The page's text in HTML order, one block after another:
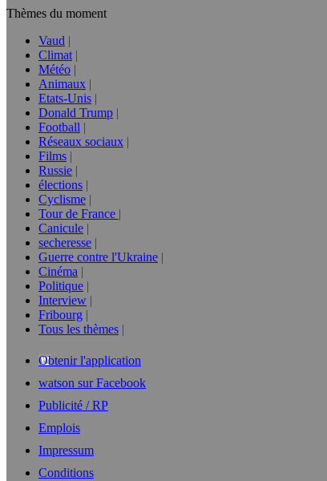
Thèmes du moment
Vaud
Climat
Météo
Animaux
Etats-Unis
Donald Trump
Football
Réseaux sociaux
Films
Russie
élections
Cyclisme
Tour de France
Canicule
secheresse
Guerre contre l'Ukraine
Cinéma
Politique
Interview
Fribourg
Tous les thèmes
Obtenir l'application
watson sur Facebook
Publicité / RP
Emplois
Impressum
Conditions